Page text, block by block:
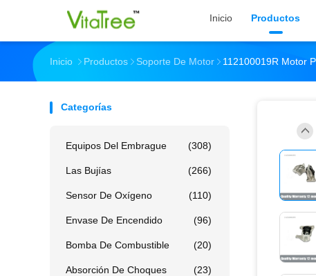
Inicio Productos
Inicio Productos Soporte De Motor 112100019R Motor
Categorías
Equipos Del Embrague (308)
Las Bujías (266)
Sensor De Oxígeno (110)
Envase De Encendido (96)
Bomba De Combustible (20)
Absorción De Choques (23)